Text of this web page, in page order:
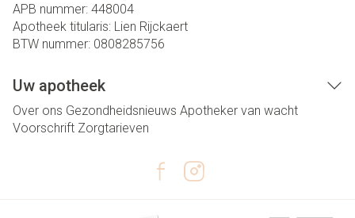
APB nummer: 448004
Apotheek titularis: Lien Rijckaert
BTW nummer: 0808285756
Uw apotheek
Over ons Gezondheidsnieuws Apotheker van wacht
Voorschrift Zorgtarieven